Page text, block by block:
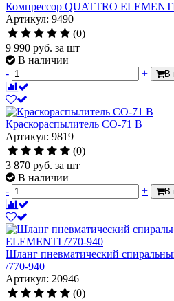
Компрессор QUATTRO
Артикул: 9490
(0)
9 990 руб. за шт
В наличии
-
+ В
Краскораспылитель СО-71 В
Артикул: 9819
(0)
3 870 руб. за шт
В наличии
-
+ В
Шланг пневматический
/770-940
Артикул: 20946
(0)